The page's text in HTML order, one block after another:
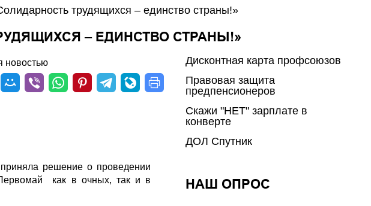
трудящихся – единство страны!»
– ЕДИНСТВО СТРАНЫ!»
новостью
решение о проведении
как в очных, так и в
Дисконтная карта профсоюзов
Правовая защита
предпенсионеров
Скажи "НЕТ" зарплате в
конверте
ДОЛ Спутник
НАШ ОПРОС